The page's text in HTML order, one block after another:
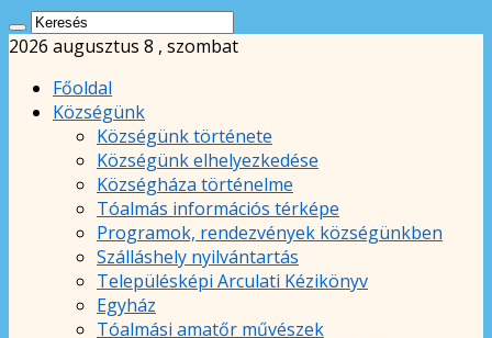
2026 augusztus 8 , szombat
Főoldal
Községünk
Községünk története
Községünk elhelyezkedése
Községháza történelme
Tóalmás információs térképe
Programok, rendezvények községünkben
Szálláshely nyilvántartás
Településképi Arculati Kézikönyv
Egyház
Tóalmási amatőr művészek